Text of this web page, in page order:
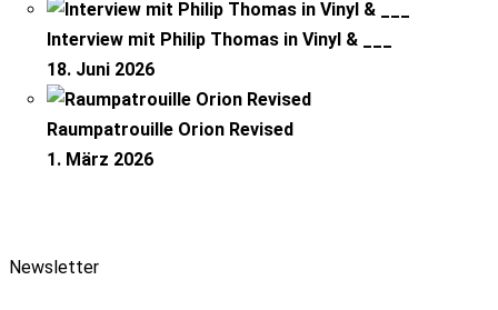
Interview mit Philip Thomas in Vinyl & ___
18. Juni 2026
Raumpatrouille Orion Revised
1. März 2026
Newsletter